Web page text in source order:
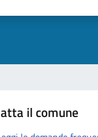
il comune